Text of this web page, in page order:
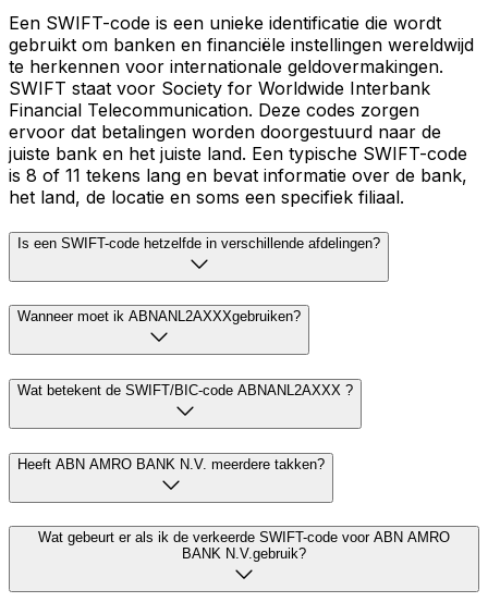
Een SWIFT-code is een unieke identificatie die wordt
gebruikt om banken en financiële instellingen wereldwijd
te herkennen voor internationale geldovermakingen.
SWIFT staat voor Society for Worldwide Interbank
Financial Telecommunication. Deze codes zorgen
ervoor dat betalingen worden doorgestuurd naar de
juiste bank en het juiste land. Een typische SWIFT-code
is 8 of 11 tekens lang en bevat informatie over de bank,
het land, de locatie en soms een specifiek filiaal.
Is een SWIFT-code hetzelfde in verschillende afdelingen?
Wanneer moet ik ABNANL2AXXXgebruiken?
Wat betekent de SWIFT/BIC-code ABNANL2AXXX ?
Heeft ABN AMRO BANK N.V. meerdere takken?
Wat gebeurt er als ik de verkeerde SWIFT-code voor ABN AMRO
BANK N.V.gebruik?